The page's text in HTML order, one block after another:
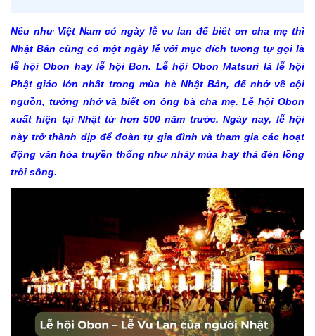
Nếu như Việt Nam có ngày lễ vu lan để biết ơn cha mẹ thì
Nhật Bản cũng có một ngày lễ với mục đích tương tự gọi là
lễ hội Obon hay lễ hội Bon. Lễ hội Obon Matsuri là lễ hội
Phật giáo lớn nhất trong mùa hè Nhật Bản, để nhớ về cội
nguồn, tưởng nhớ và biết ơn ông bà cha mẹ. Lễ hội Obon
xuất hiện tại Nhật từ hơn 500 năm trước. Ngày nay, lễ hội
này trở thành dịp để đoàn tụ gia đình và tham gia các hoạt
động văn hóa truyền thống như nhảy múa hay thả đèn lồng
trôi sông.